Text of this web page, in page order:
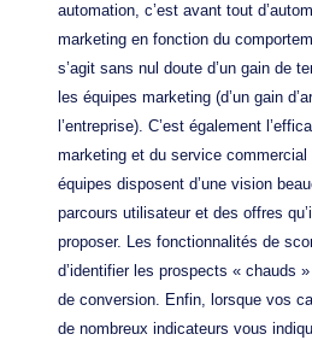
automation, c’est avant tout
marketing en fonction du
s’agit sans nul doute d’un gain de
les équipes marketing (d’un gain
l’entreprise). C’est également
marketing et du service
équipes disposent d’une vision
parcours utilisateur et des offres
proposer. Les fonctionnalités de
d’identifier les prospects « chauds
de conversion. Enfin, lorsque vos
de nombreux indicateurs vous